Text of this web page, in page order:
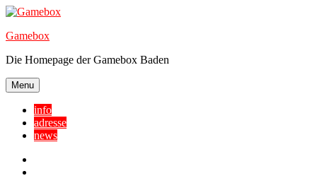
Skip
content
Gamebox
Die Homepage der Gamebox Baden
Menu
info
adresse
news